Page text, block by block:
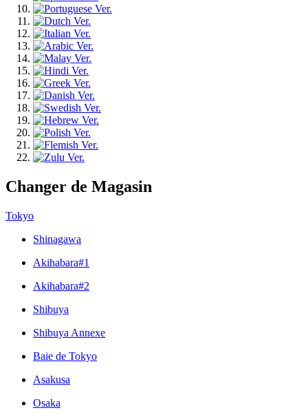
Changer de Magasin
Tokyo
Shinagawa
Akihabara#1
Akihabara#2
Shibuya
Shibuya Annexe
Baie de Tokyo
Asakusa
Osaka